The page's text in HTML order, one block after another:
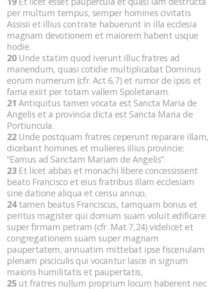
per multum tempus, semper homines civitatis
Assisii et illius contrate habuerunt in illa ecclesia
magnam devotionem et maiorem habent usque
hodie.
20Unde statim quod iverunt illuc fratres ad
manendum, quasi cotidie multiplicabat Dominus
eorum numerum (cfr. Act 6,7) et rumor de ipsis et
fama exiit per totam vallem Spoletanam.
21 Antiquitus tamen vocata est Sancta Maria de
Angelis et a provincia dicta est Sancta Maria de
Portiuncula.
22Unde postquam fratres ceperunt reparare illam,
dicebant homines et mulieres illius provincie:
“Eamus ad Sanctam Mariam de Angelis”.
23Et licet abbas et monachi libere concessissent
beato Francisco et eius fratribus illam ecclesiam
sine datione aliqua et censu annuo,
24tamen beatus Franciscus, tamquam bonus et
peritus magister qui domum suam voluit edificare
super firmam petram (cfr. Mat 7,24) videlicet et
congregationem suam super magnam
paupertatem, annuatim mittebat ipse fiscenulam
plenam pisciculis qui vocantur lasce in signum
maioris humilitatis et paupertatis,
25 ut fratres nullum proprium locum haberent nec